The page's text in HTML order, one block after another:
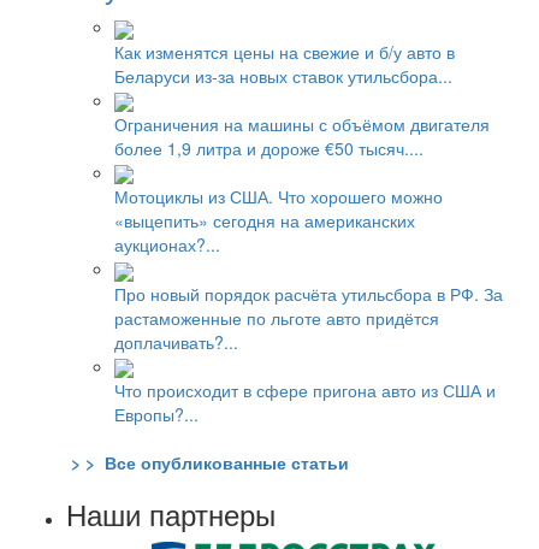
Как изменятся цены на свежие и б/у авто в
Беларуси из-за новых ставок утильсбора...
Ограничения на машины с объёмом двигателя
более 1,9 литра и дороже €50 тысяч....
Мотоциклы из США. Что хорошего можно
«выцепить» сегодня на американских
аукционах?...
Про новый порядок расчёта утильсбора в РФ. За
растаможенные по льготе авто придётся
доплачивать?...
Что происходит в сфере пригона авто из США и
Европы?...
> > Все опубликованные статьи
Наши партнеры